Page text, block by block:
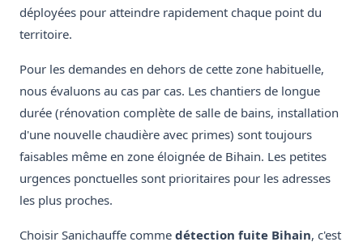
déployées pour atteindre rapidement chaque point du
territoire.
Pour les demandes en dehors de cette zone habituelle,
nous évaluons au cas par cas. Les chantiers de longue
durée (rénovation complète de salle de bains, installation
d'une nouvelle chaudière avec primes) sont toujours
faisables même en zone éloignée de Bihain. Les petites
urgences ponctuelles sont prioritaires pour les adresses
les plus proches.
Choisir Sanichauffe comme détection fuite Bihain, c'est